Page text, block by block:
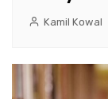
Kamil Kowal